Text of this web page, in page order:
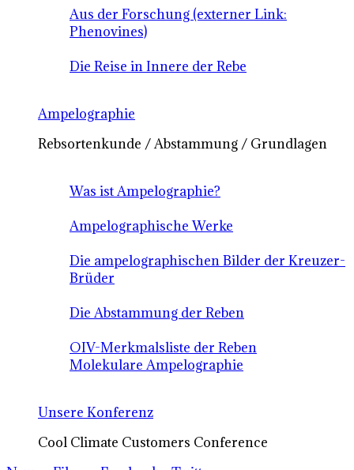
Aus der Forschung (externer Link:
Phenovines)
Die Reise in Innere der Rebe
Ampelographie
Rebsortenkunde / Abstammung / Grundlagen
Was ist Ampelographie?
Ampelographische Werke
Die ampelographischen Bilder der Kreuzer-
Brüder
Die Abstammung der Reben
OIV-Merkmalsliste der Reben
Molekulare Ampelographie
Unsere Konferenz
Cool Climate Customers Conference